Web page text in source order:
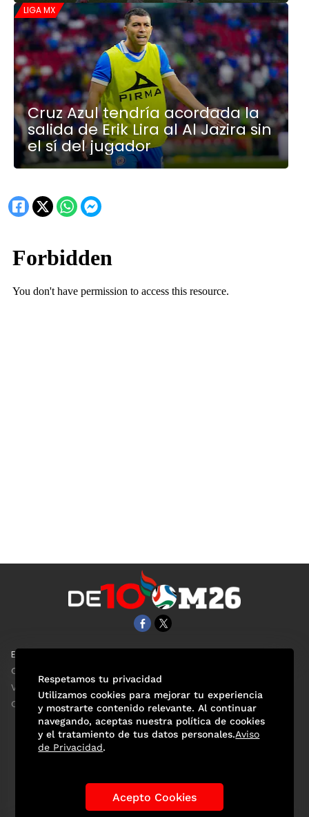
LIGA MX
Cruz Azul tendría acordada la
salida de Erik Lira al Al Jazira sin
el sí del jugador
EL UNIVERSAL
Clase
ViveUSA
Confabulario
Historia de los Mundiales Lo viral Anécdotas Mundialistas
Las Figuras Tendencias Directorio
Respetamos tu privacidad
Utilizamos cookies para mejorar tu experiencia
y mostrarte contenido relevante. Al continuar
navegando, aceptas nuestra política de cookies
y el tratamiento de tus datos personales.Aviso
de Privacidad.
Acepto Cookies